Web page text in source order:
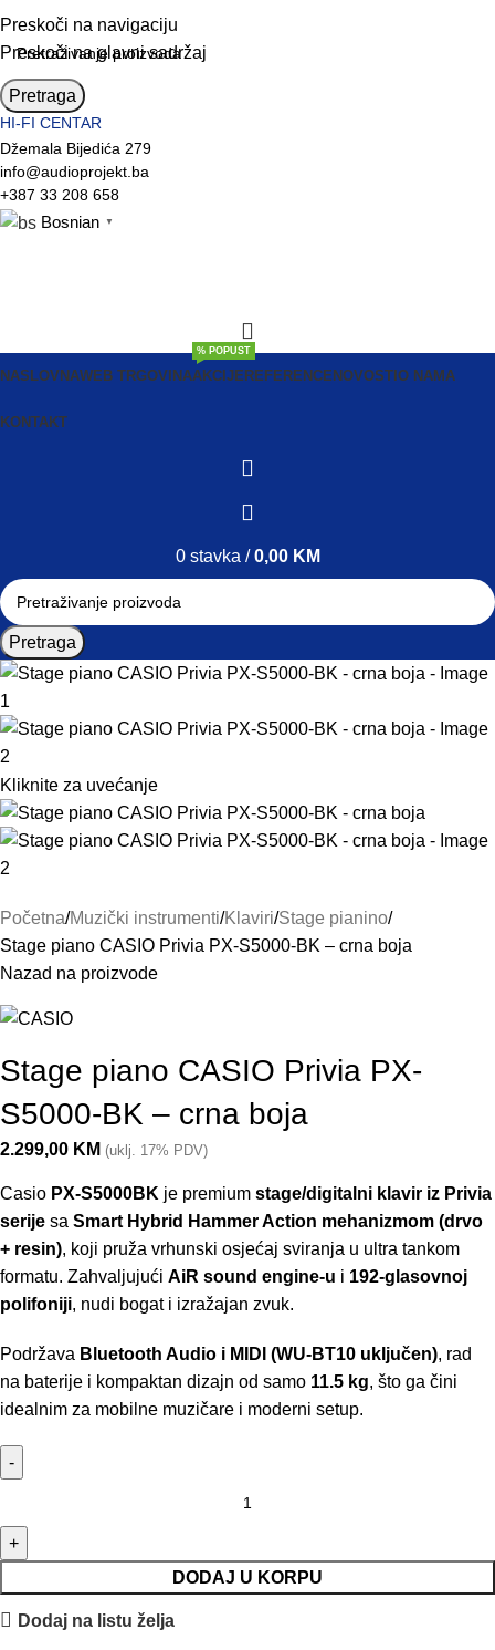
Preskoči na navigaciju
Preskoči na glavni sadržaj
Pretraga
HI-FI CENTAR
Džemala Bijedića 279
info@audioprojekt.ba
+387 33 208 658
Bosnian ▼
NASLOVNAWEB TRGOVINAAKCIJE
% POPUST
REFERENCE NOVOSTI O NAMA
KONTAKT
0 stavka / 0,00 KM
Pretraga
Kliknite za uvećanje
Početna Muzički instrumenti Klaviri Stage pianino
Stage piano CASIO Privia PX-S5000-BK – crna boja
Nazad na proizvode
Stage piano CASIO Privia PX-
S5000-BK – crna boja
2.299,00 KM (uklj. 17% PDV)
Casio PX-S5000BK je premium stage/digitalni klavir iz Privia
serije sa Smart Hybrid Hammer Action mehanizmom (drvo
+ resin), koji pruža vrhunski osjećaj sviranja u ultra tankom
formatu. Zahvaljujući AiR sound engine-u i 192-glasovnoj
polifoniji, nudi bogat i izražajan zvuk.
Podržava Bluetooth Audio i MIDI (WU-BT10 uključen), rad
na baterije i kompaktan dizajn od samo 11.5 kg, što ga čini
idealnim za mobilne muzičare i moderni setup.
DODAJ U KORPU
Dodaj na listu želja